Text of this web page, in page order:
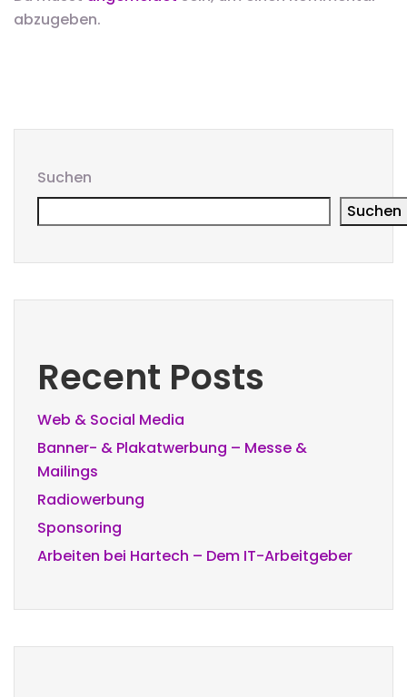
abzugeben.
Suchen
Suchen
Recent Posts
Web & Social Media
Banner- & Plakatwerbung – Messe &
Mailings
Radiowerbung
Sponsoring
Arbeiten bei Hartech – Dem IT-Arbeitgeber